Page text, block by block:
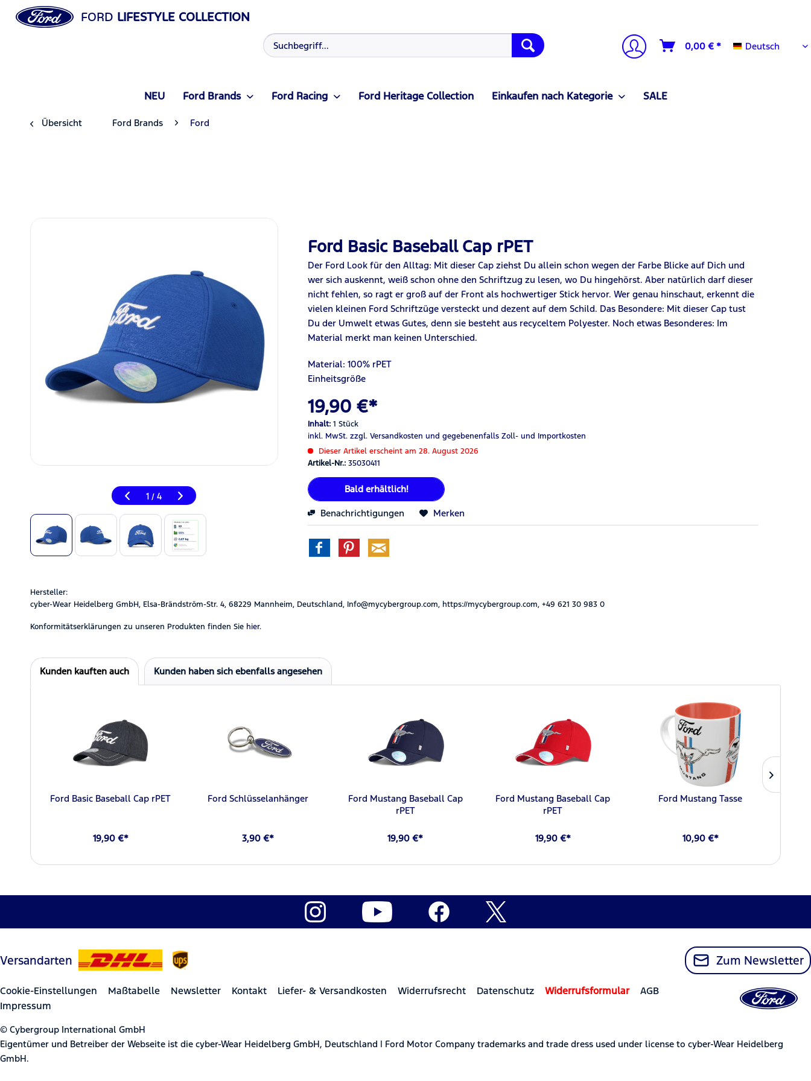
FORD LIFESTYLE COLLECTION
0,00 € * Deutsch
Deutsch
NEU Ford Brands Ford Racing Ford Heritage Collection Einkaufen nach Kategorie SALE
Übersicht Ford Brands Ford
1 / 4
Ford Basic Baseball Cap rPET
Der Ford Look für den Alltag: Mit dieser Cap ziehst Du allein schon wegen der Farbe Blicke auf Dich und
wer sich auskennt, weiß schon ohne den Schriftzug zu lesen, wo Du hingehörst. Aber natürlich darf dieser
nicht fehlen, so ragt er groß auf der Front als hochwertiger Stick hervor. Wer genau hinschaut, erkennt die
vielen kleinen Ford Schriftzüge versteckt und dezent auf dem Schild. Das Besondere: Mit dieser Cap tust
Du der Umwelt etwas Gutes, denn sie besteht aus recyceltem Polyester. Noch etwas Besonderes: Im
Material merkt man keinen Unterschied.
Material:100% rPET
Einheitsgröße
19,90 €*
Inhalt:1 Stück
inkl. MwSt.zzgl. Versandkosten und gegebenenfalls Zoll- und Importkosten
Dieser Artikel erscheint am 28. August 2026
Artikel-Nr.:35030411
Bald erhältlich!
Benachrichtigungen Merken
Hersteller:
cyber-Wear Heidelberg GmbH, Elsa-Brändström-Str. 4, 68229 Mannheim, Deutschland, Info@mycybergroup.com, https://mycybergroup.com, +49 621 30 983 0
Konformitätserklärungen zu unseren Produkten finden Sie hier.
Kunden kauften auch Kunden haben sich ebenfalls angesehen
Ford Basic Baseball Cap rPET
19,90 €*
Ford Schlüsselanhänger
3,90 €*
Ford Mustang Baseball Cap
rPET
19,90 €*
Ford Mustang Baseball Cap
rPET
19,90 €*
Ford Mustang Tasse
10,90 €*
Versandarten Zum Newsletter
Cookie-Einstellungen Maßtabelle Newsletter Kontakt Liefer- & Versandkosten Widerrufsrecht Datenschutz Widerrufsformular
AGB
Impressum
© Cybergroup International GmbH
Eigentümer und Betreiber der Webseite ist die cyber-Wear Heidelberg GmbH, Deutschland | Ford Motor Company trademarks and trade dress used under license to cyber-Wear Heidelberg
GmbH.